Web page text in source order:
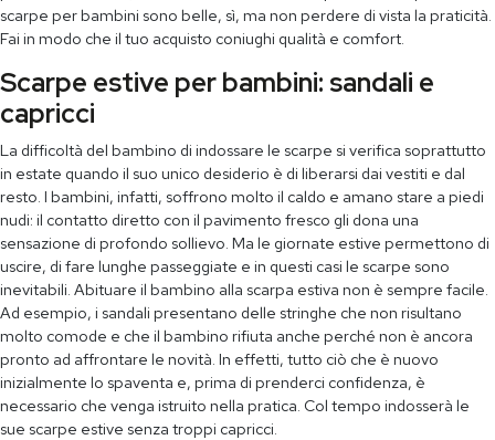
scarpe per bambini sono belle, sì, ma non perdere di vista la praticità.
Fai in modo che il tuo acquisto coniughi qualità e comfort.
Scarpe estive per bambini: sandali e
capricci
La difficoltà del bambino di indossare le scarpe si verifica soprattutto
in estate quando il suo unico desiderio è di liberarsi dai vestiti e dal
resto. I bambini, infatti, soffrono molto il caldo e amano stare a piedi
nudi: il contatto diretto con il pavimento fresco gli dona una
sensazione di profondo sollievo. Ma le giornate estive permettono di
uscire, di fare lunghe passeggiate e in questi casi le scarpe sono
inevitabili. Abituare il bambino alla scarpa estiva non è sempre facile.
Ad esempio, i sandali presentano delle stringhe che non risultano
molto comode e che il bambino rifiuta anche perché non è ancora
pronto ad affrontare le novità. In effetti, tutto ciò che è nuovo
inizialmente lo spaventa e, prima di prenderci confidenza, è
necessario che venga istruito nella pratica. Col tempo indosserà le
sue scarpe estive senza troppi capricci.